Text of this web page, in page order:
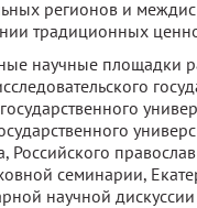
регионов и
традиционных
научные площадки
Российского
семинарии,
научной